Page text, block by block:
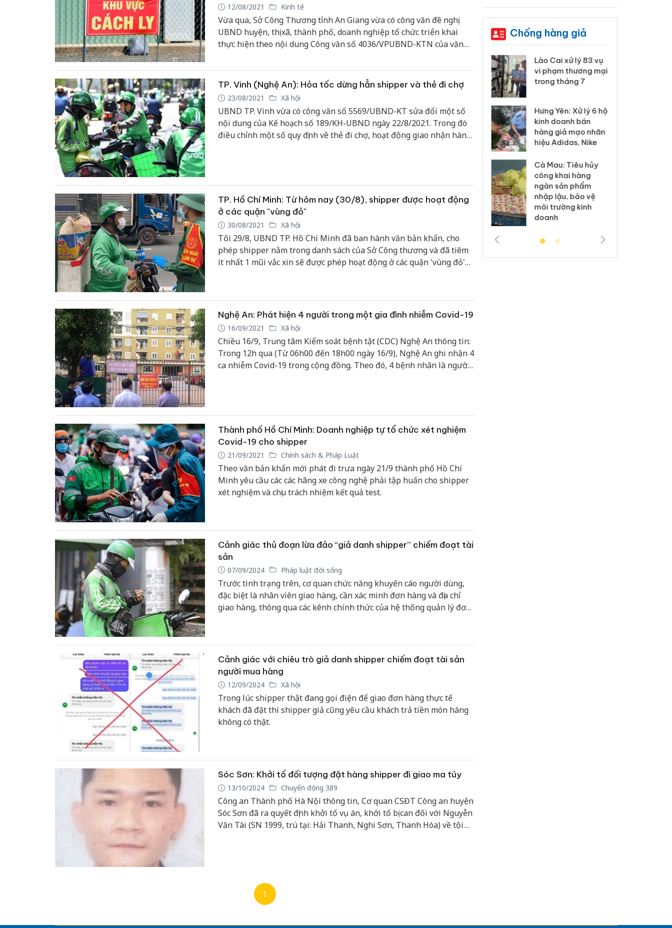
12/08/2021 Kinh tế
Vừa qua, Sở Công Thương tỉnh An Giang vừa có công văn đề nghị
UBND huyện, thị xã, thành phố, doanh nghiệp tổ chức triển khai
thực hiện theo nội dung Công văn số 4036/VPUBND-KTN của văn
nhân viên giao, nhận hàng hóa.
TP. Vinh (Nghệ An): Hỏa tốc dừng hẳn shipper và thẻ đi chợ
23/08/2021 Xã hội
UBND TP. Vinh vừa có công văn số 5569/UBND-KT sửa đổi một số
nội dung của Kế hoạch số 189/KH-UBND ngày 22/8/2021. Trong đó
điều chỉnh một số quy định về thẻ đi chợ, hoạt động giao nhận hàng
TP. Hồ Chí Minh: Từ hôm nay (30/8), shipper được hoạt động
ở các quận "vùng đỏ"
30/08/2021 Xã hội
Tối 29/8, UBND TP. Hồ Chí Minh đã ban hành văn bản khẩn, cho
phép shipper nằm trong danh sách của Sở Công thương và đã tiêm
ít nhất 1 mũi vắc xin sẽ được phép hoạt động ở các quận 'vùng đỏ'
Nghệ An: Phát hiện 4 người trong một gia đình nhiễm Covid-19
16/09/2021 Xã hội
Chiều 16/9, Trung tâm Kiểm soát bệnh tật (CDC) Nghệ An thông tin:
Trong 12h qua (Từ 06h00 đến 18h00 ngày 16/9), Nghệ An ghi nhận 4
ca nhiễm Covid-19 trong cộng đồng. Theo đó, 4 bệnh nhân là người
Thành phố Hồ Chí Minh: Doanh nghiệp tự tổ chức xét nghiệm
Covid-19 cho shipper
21/09/2021 Chính sách & Pháp Luật
Theo văn bản khẩn mới phát đi trưa ngày 21/9 thành phố Hồ Chí
Minh yêu cầu các các hãng xe công nghệ phải tập huấn cho shipper
xét nghiệm và chịu trách nhiệm kết quả test.
Cảnh giác thủ đoạn lừa đảo “giả danh shipper” chiếm đoạt tài
sản
07/09/2024 Pháp luật đời sống
Trước tình trạng trên, cơ quan chức năng khuyến cáo người dùng,
đặc biệt là nhân viên giao hàng, cần xác minh đơn hàng và địa chỉ
giao hàng, thông qua các kênh chính thức của hệ thống quản lý đơn
Cảnh giác với chiêu trò giả danh shipper chiếm đoạt tài sản
người mua hàng
12/09/2024 Xã hội
Trong lúc shipper thật đang gọi điện để giao đơn hàng thực tế
khách đã đặt thì shipper giả cũng yêu cầu khách trả tiền món hàng
không có thật.
Sóc Sơn: Khởi tố đối tượng đặt hàng shipper đi giao ma túy
13/10/2024 Chuyển động 389
Công an Thành phố Hà Nội thông tin, Cơ quan CSĐT Công an huyện
Sóc Sơn đã ra quyết định khởi tố vụ án, khởi tố bị can đối với Nguyễn
Văn Tài (SN 1999, trú tại: Hải Thanh, Nghi Sơn, Thanh Hóa) về tội
1
Chống hàng giả
tìm bị hại trong vụ
án sản xuất, buôn
bán yến sào giả
Thanh Hóa: Tìm bị
hại trong vụ án
buôn bán bình sữa
bán hàng giả tại
Phú Quốc ra đầu
Lào Cai xử lý 83 vụ
vi phạm thương mại
trong tháng 7
Hưng Yên: Xử lý 6 hộ
kinh doanh bán
hàng giả mạo nhãn
hiệu Adidas, Nike
Cà Mau: Tiêu hủy
công khai hàng
ngàn sản phẩm
nhập lậu, bảo vệ
môi trường kinh
doanh